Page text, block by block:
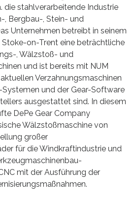
die stahlverarbeitende Industrie
, Bergbau-, Stein- und
Unternehmen betreibt in seinem
Stoke-on-Trent eine beträchtliche
, Wälzstoß- und
und ist bereits mit NUM
Verzahnungsmaschinen
und der Gear-Software
ausgestattet sind. In diesem
DePe Gear Company
Wälzstoßmaschine von
großer
für die Windkraftindustrie und
mit der Ausführung der